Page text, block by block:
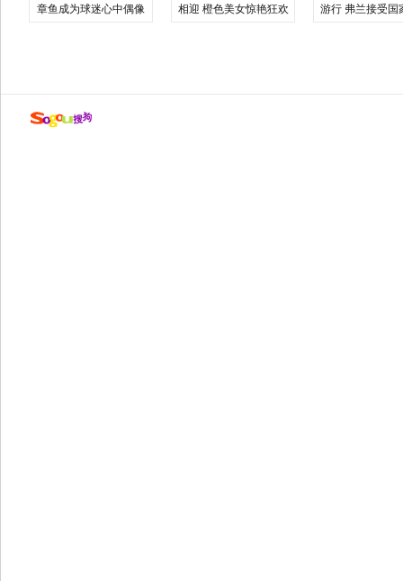
章鱼成为球迷心中偶像
相迎 橙色美女惊艳狂欢
游行 弗兰接受国